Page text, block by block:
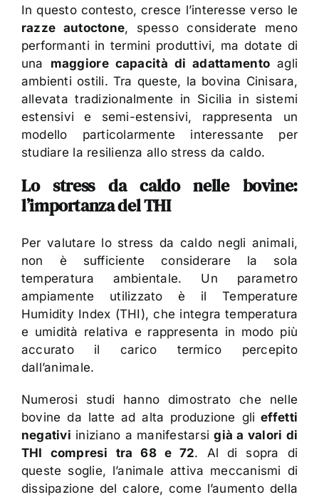
In questo contesto, cresce l’interesse verso le
razze autoctone, spesso considerate meno
performanti in termini produttivi, ma dotate di
una maggiore capacità di adattamento agli
ambienti ostili. Tra queste, la bovina Cinisara,
allevata tradizionalmente in Sicilia in sistemi
estensivi e semi-estensivi, rappresenta un
modello particolarmente interessante per
studiare la resilienza allo stress da caldo.
Lo stress da caldo nelle bovine:
l’importanza del THI
Per valutare lo stress da caldo negli animali,
non è sufficiente considerare la sola
temperatura ambientale. Un parametro
ampiamente utilizzato è il Temperature
Humidity Index (THI), che integra temperatura
e umidità relativa e rappresenta in modo più
accurato il carico termico percepito
dall’animale.
Numerosi studi hanno dimostrato che nelle
bovine da latte ad alta produzione gli effetti
negativi iniziano a manifestarsigià a valori di
THI compresi tra 68 e 72. Al di sopra di
queste soglie, l’animale attiva meccanismi di
dissipazione del calore, come l’aumento della